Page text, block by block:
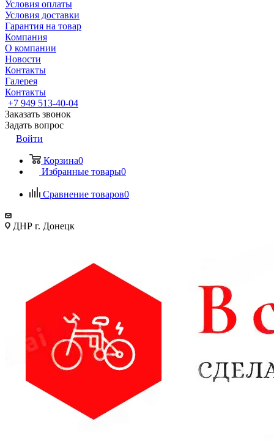
Условия оплаты
Условия доставки
Гарантия на товар
Компания
О компании
Новости
Контакты
Галерея
Контакты
+7 949 513-40-04
Заказать звонок
Задать вопрос
Войти
Корзина0
Избранные товары0
Сравнение товаров0
ДНР г. Донецк